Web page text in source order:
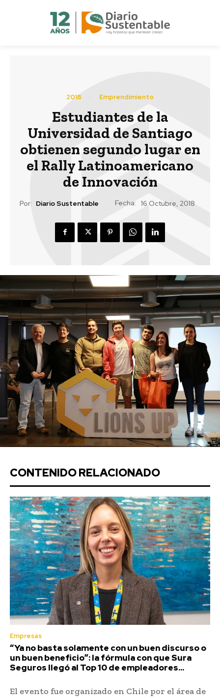
2018 Emprendimiento
Estudiantes de la
Universidad de Santiago
obtienen segundo lugar en
el Rally Latinoamericano
de Innovación
Por: Diario Sustentable Fecha: 16 Octubre, 2018
CONTENIDO RELACIONADO
Empresas
“Ya no basta solamente con un buen discurso o
un buen beneficio”: la fórmula con que Sura
Seguros llegó al Top 10 de empleadores...
El evento fue organizado en Chile por el área de